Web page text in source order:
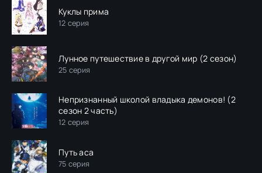
Куклы прима
12 серия
Лунное путешествие в другой мир (2 сезон)
25 серия
Непризнанный школой владыка демонов! (2
сезон 2 часть)
12 серия
Путь аса
75 серия